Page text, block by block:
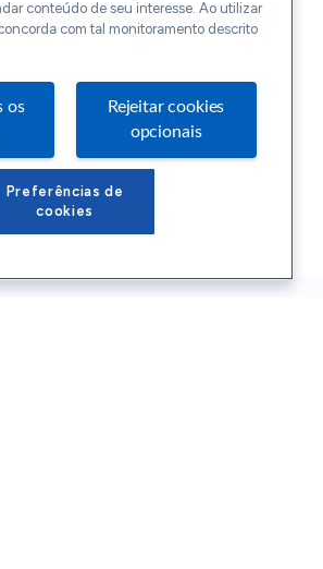
conteúdo de seu interesse. Ao utilizar
com tal monitoramento descrito
os
Rejeitar cookies
opcionais
Preferências de
cookies